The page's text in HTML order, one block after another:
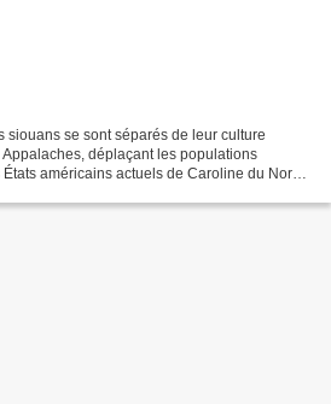
siouans se sont séparés de leur culture
déplaçant les populations
américains actuels de Caroline du Nord